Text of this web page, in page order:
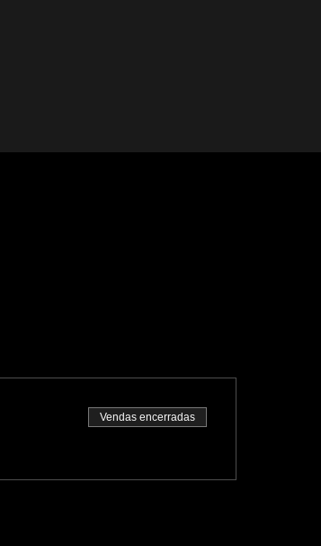
Vendas encerradas